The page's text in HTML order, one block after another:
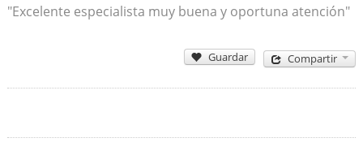
"Excelente especialista muy buena y oportuna atención"
Guardar Compartir